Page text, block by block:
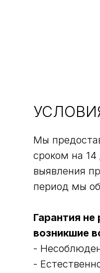
Мы
сроком на
выявления
период мы
Гарантия
возникшие
-
-